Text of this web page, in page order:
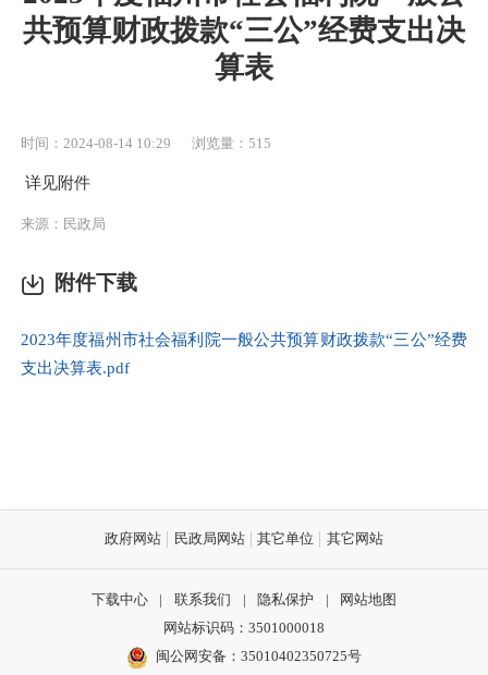
共预算财政拨款“三公”经费支出决
算表
时间：2024-08-14 10:29 浏览量：515
详见附件
来源：民政局
附件下载
2023年度福州市社会福利院一般公共预算财政拨款“三公”经费
支出决算表.pdf
政府网站 民政局网站 其它单位 其它网站
下载中心 | 联系我们 | 隐私保护 |
网站地图
网站标识码：3501000018
闽公网安备：35010402350725号